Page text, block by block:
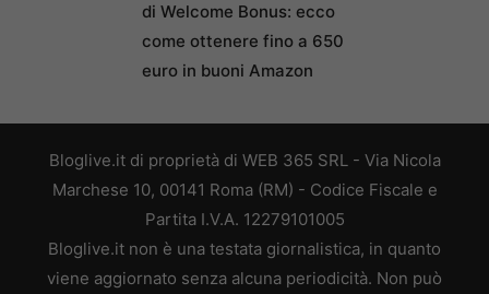
di Welcome Bonus: ecco
come ottenere fino a 650
euro in buoni Amazon
Bloglive.it di proprietà di WEB 365 SRL - Via Nicola
Marchese 10, 00141 Roma (RM) - Codice Fiscale e
Partita I.V.A. 12279101005
Bloglive.it non è una testata giornalistica, in quanto
viene aggiornato senza alcuna periodicità. Non può